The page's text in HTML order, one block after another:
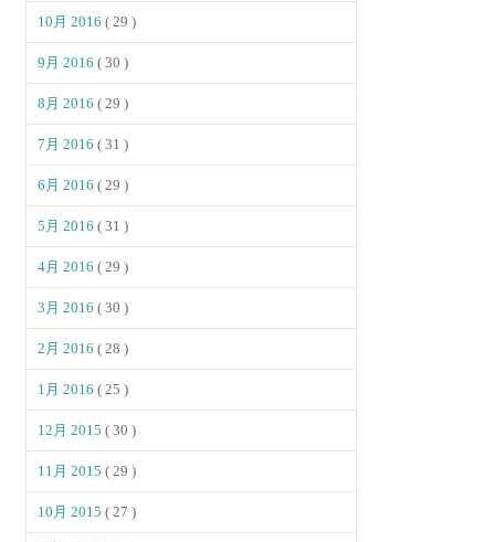
10月 2016( 29 )
9月 2016( 30 )
8月 2016( 29 )
7月 2016( 31 )
6月 2016( 29 )
5月 2016( 31 )
4月 2016( 29 )
3月 2016( 30 )
2月 2016( 28 )
1月 2016( 25 )
12月 2015( 30 )
11月 2015( 29 )
10月 2015( 27 )